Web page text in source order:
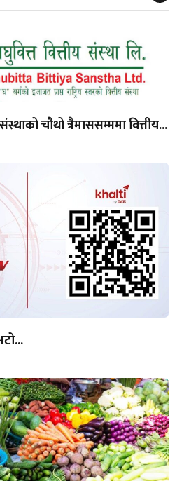
चौथो त्रैमाससम्ममा वित्तीय...